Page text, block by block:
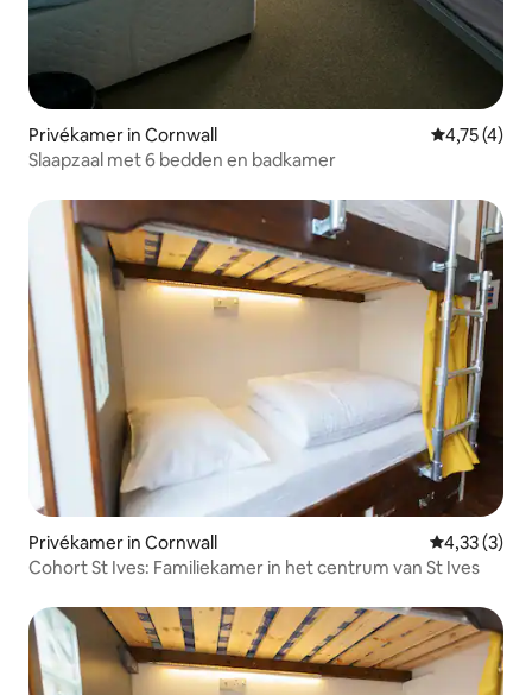
Privékamer in Cornwall
4,75 (4)
Slaapzaal met 6 bedden en badkamer
Privékamer in Cornwall
4,33 (3)
Cohort St Ives: Familiekamer in het centrum van St Ives